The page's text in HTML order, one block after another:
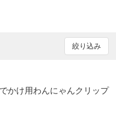
絞り込み
かけ用わんにゃんクリップ